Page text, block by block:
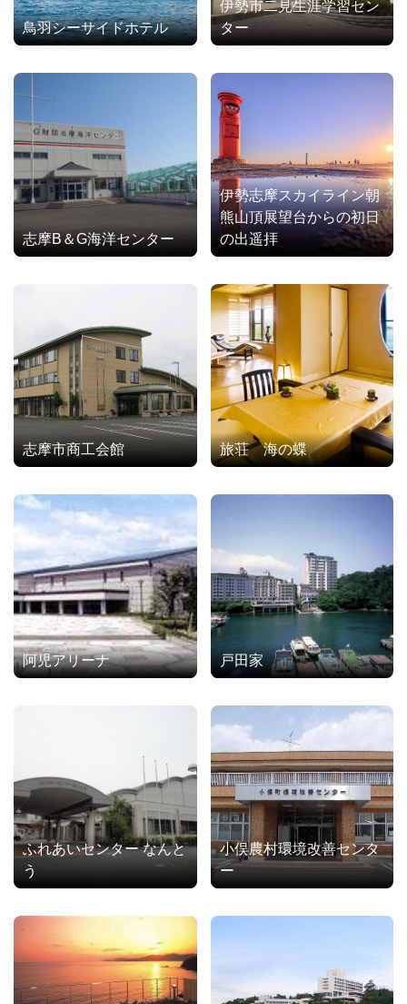
鳥羽シーサイドホテル
伊勢市二見生涯学習セン
ター
志摩B＆G海洋センター
伊勢志摩スカイライン朝
熊山頂展望台からの初日
の出遥拝
志摩市商工会館 旅荘 海の蝶
阿児アリーナ 戸田家
ふれあいセンター なんと
う
小俣農村環境改善センタ
ー